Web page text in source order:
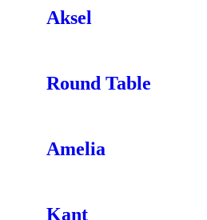
Aksel
Round Table
Amelia
Kant